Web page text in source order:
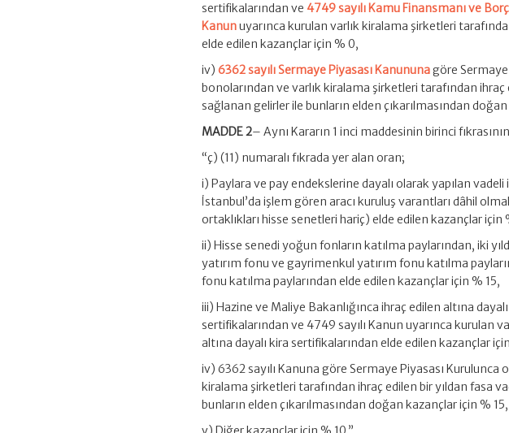
sertifikalarından ve 4749 sayılı Kamu Finansmanı ve
Kanunuyarınca kurulan varlık kiralama şirketleri
elde edilen kazançlar için % 0,
iv)6362 sayılı Sermaye Piyasası Kanununagöre
bonolarından ve varlık kiralama şirketleri tarafından
sağlanan gelirler ile bunların elden çıkarılmasından
MADDE 2– Aynı Kararın 1 inci maddesinin birinci
“ç) (11) numaralı fıkrada yer alan oran;
i) Paylara ve pay endekslerine dayalı olarak yapılan
İstanbul’da işlem gören aracı kuruluş varantları dâhil
ortaklıkları hisse senetleri hariç) elde edilen kazançlar için
ii) Hisse senedi yoğun fonların katılma paylarından, iki
yatırım fonu ve gayrimenkul yatırım fonu katılma
fonu katılma paylarından elde edilen kazançlar için % 15,
iii) Hazine ve Maliye Bakanlığınca ihraç edilen altına
sertifikalarından ve 4749 sayılı Kanun uyarınca kurulan
altına dayalı kira sertifikalarından elde edilen kazançlar
iv) 6362 sayılı Kanuna göre Sermaye Piyasası
kiralama şirketleri tarafından ihraç edilen bir yıldan fasa
bunların elden çıkarılmasından doğan kazançlar için % 15,